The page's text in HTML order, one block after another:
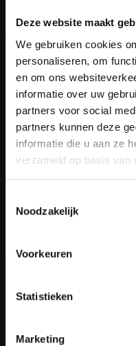
Deze website maakt
We gebruiken cookies
personaliseren, om
en om ons
informatie over uw
partners voor social
partners kunnen deze
informatie die u aan ze
verzameld op basis van
Noodzakelijk
Voorkeuren
Statistieken
Marketing
Meer informatie
Heb je vragen over onze
de klantenservice pagina.
gestelde vragen. Staat
ook vermeld hoe je contact
Houten Meubel